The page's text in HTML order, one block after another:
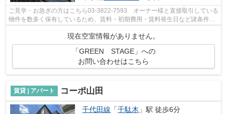
ご見学・お急ぎの方はこちら03-3822-7593 オーナー様と直接取引している
物件を数多く保有しているため、賃料・初期費用・賃料発生日など諸条件を
現在空室情報がありません。
「GREEN STAGE」への
お問い合わせはこちら
賃貸 | アパート コーポ山田
千代田線 「千駄木 」駅 徒歩6分